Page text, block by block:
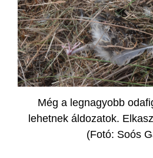
Még a legnagyobb
lehetnek áldozatok.
(Fotó: Soós